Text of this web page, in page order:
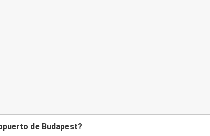
de Budapest?